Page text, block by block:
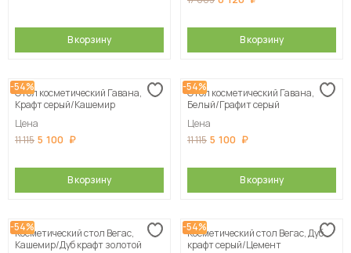
В корзину В корзину
-54%
Стол косметический Гавана,
Крафт серый/Кашемир
Цена
11 115 5 100
В корзину
-54%
Стол косметический Гавана,
Белый/Графит серый
Цена
11 115 5 100
В корзину
-54%
Косметический стол Вегас,
Кашемир/Дуб крафт золотой
-54%
Косметический стол Вегас, Дуб
крафт серый/Цемент